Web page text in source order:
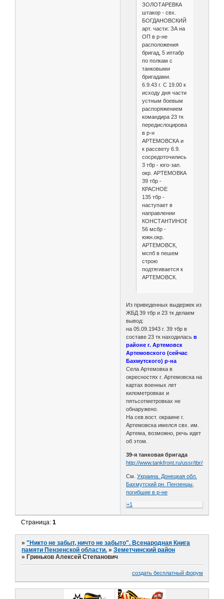
ЗОЛОТАРЕВКА
штакор - свх.
БОГДАНОВСКИЙ
арт. части: ЗА на
ОП в р-не
расположения
бригад, 5 иптабр
по полкам с
танковыми
бригадами.
6.9.43 г. С 19.00 к
исходу дня части
устным боевым
распоряжением
командира 23 тк
передислоцированы
в р-н
АРТЕМОВСКА и
к рассвету 6.9.
сосредоточились:
3 тбр - юго-зап.
окр. АРТЕМОВКА
39 тбр -
КРАСНОЕ
135 тбр -
наступает в
направлении
КОНСТАНТИНОВКА
56 мсбр -
южн.окр.
АРТЕМОВСК,
мспб в пешем
строю
подтягивается к
АРТЕМОВСК.
Из приведенных выдержек из
ЖБД 39 тбр и 23 тк делаем
вывод:
на 05.09.1943 г. 39 тбр в
составе 23 тк находиласьв
районе г. Артемовск
Артемовского (сейчас
Бахмутского) р-на
Села Артемовка в
окресностях г. Артемовска на
картах военных лет
километровках и
пятьсотметровках не
обнаружено.
На сев.вост. окраине г.
Артемовска имелся свх. им.
Артема, возможно, речь идет
об этом.
39-я танковая бригада
http://www.tankfront.ru/ussr/tbr/
См.Украина. Донецкая обл.
Бахмутский рн. Пензенцы,
погибшие в р-не
+1
Страница:1
»"Никто не забыт, ничто не забыто". Всенародная Книга
памяти Пензенской области. »Земетчинский район
» Гриньков Алексей Степанович
создать бесплатный форум